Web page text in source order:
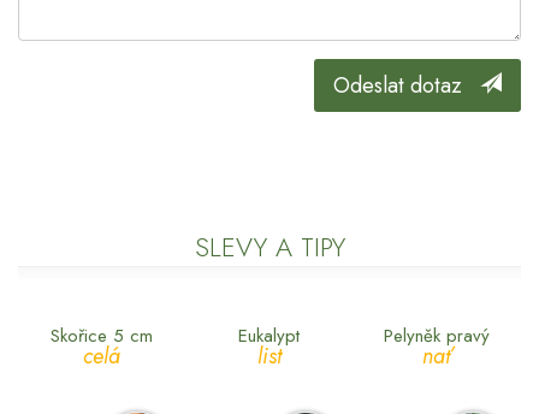
Odeslat dotaz
SLEVY A TIPY
Skořice 5 cm
celá
Eukalypt
list
Pelyněk pravý
nať